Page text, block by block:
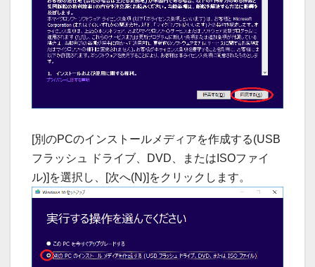
[別のPCのインストールメディアを作成する(USB
フラッシュ ドライブ、DVD、またはISOファイ
ル)]を選択し、[次へ(N)]をクリックします。